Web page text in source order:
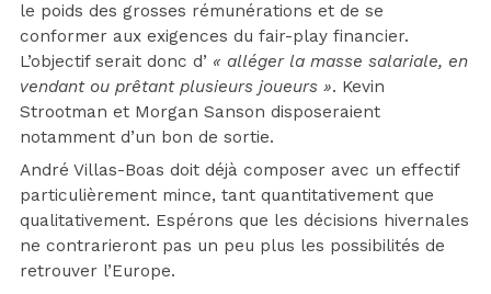
le poids des grosses rémunérations et de se
conformer aux exigences du fair-play financier.
L’objectif serait donc d’ « alléger la masse salariale, en
vendant ou prêtant plusieurs joueurs ». Kevin
Strootman et Morgan Sanson disposeraient
notamment d’un bon de sortie.
André Villas-Boas doit déjà composer avec un effectif
particulièrement mince, tant quantitativement que
qualitativement. Espérons que les décisions hivernales
ne contrarieront pas un peu plus les possibilités de
retrouver l’Europe.